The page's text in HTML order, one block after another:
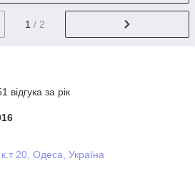
1 / 2
відгука за рік
20, Одеса, Україна